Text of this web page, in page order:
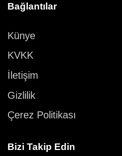
Bağlantılar
Künye
KVKK
İletişim
Gizlilik
Çerez Politikası
Bizi Takip Edin